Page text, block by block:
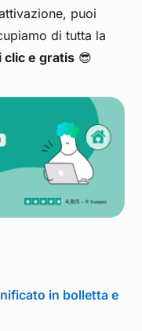
puoi
di tutta la
clic e gratis 😎
in bolletta e